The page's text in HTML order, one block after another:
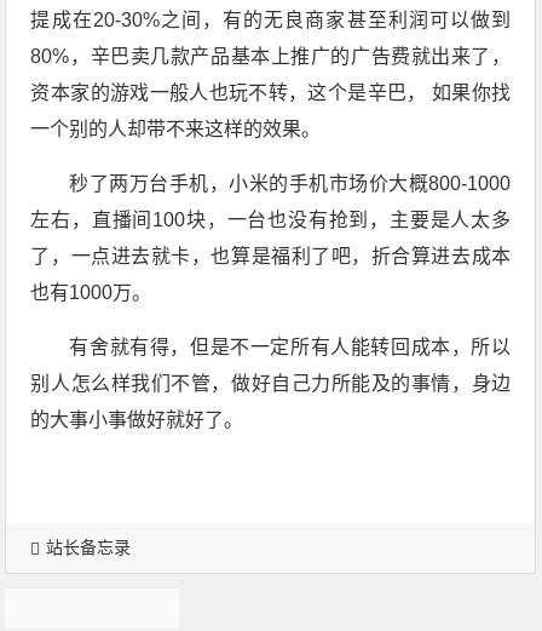
提成在20-30%之间，有的无良商家甚至利润可以做到
80%，辛巴卖几款产品基本上推广的广告费就出来了，
资本家的游戏一般人也玩不转，这个是辛巴， 如果你找
一个别的人却带不来这样的效果。
秒了两万台手机，小米的手机市场价大概800-1000
左右，直播间100块，一台也没有抢到，主要是人太多
了，一点进去就卡，也算是福利了吧，折合算进去成本
也有1000万。
有舍就有得，但是不一定所有人能转回成本，所以
别人怎么样我们不管，做好自己力所能及的事情，身边
的大事小事做好就好了。
站长备忘录